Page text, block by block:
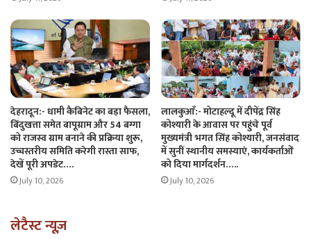
देहरादून:- धामी कैबिनेट का बड़ा फैसला,
बिंदुखत्ता समेत बापूग्राम और 54 बग्गा
को राजस्व ग्राम बनाने की प्रक्रिया शुरू,
उच्चस्तरीय समिति करेगी रास्ता साफ,
देखें पूरी अपडेट….
July 10, 2026
लालकुआँ:- मोटाहल्दू में दीपेंद्र सिंह
कोश्यारी के आवास पर पहुंचे पूर्व
मुख्यमंत्री भगत सिंह कोश्यारी, जनसंवाद
में सुनीं स्थानीय समस्याएं, कार्यकर्ताओं
को दिया मार्गदर्शन…..
July 10, 2026
लेटैस्ट न्यूज़